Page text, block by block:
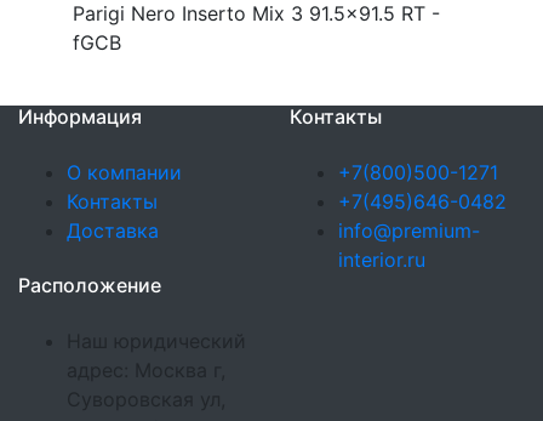
Parigi Nero Inserto Mix 3 91.5x91.5 RT -
fGCB
Информация
О компании
Контакты
Доставка
Контакты
+7(800)500-1271
+7(495)646-0482
info@premium-
interior.ru
Расположение
Наш юридический
адрес: Москва г,
Суворовская ул,